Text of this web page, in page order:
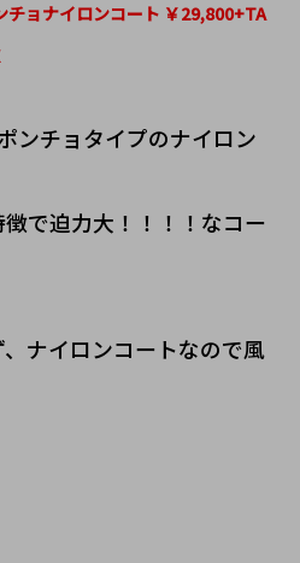
チョナイロンコート ￥29,800+TA
ンチョタイプのナイロン
で迫力大！！！！なコー
ナイロンコートなので風